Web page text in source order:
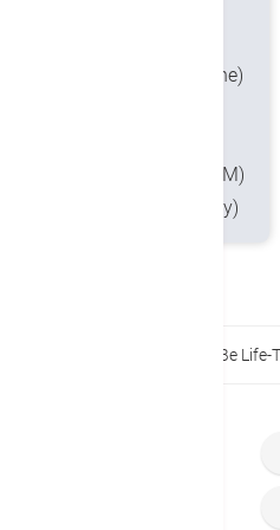
FHKAM (Emergency Medicine)
Dip Clin Tox (HKPIC & HKCEM)
FHKCEM (Clinical Toxicology)
Choking Can Be